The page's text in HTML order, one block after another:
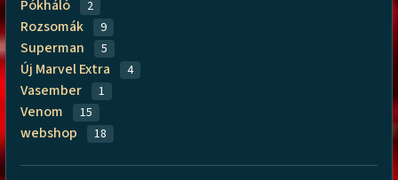
Pókháló 2
Rozsomák 9
Superman 5
Új Marvel Extra 4
Vasember 1
Venom 15
webshop 18